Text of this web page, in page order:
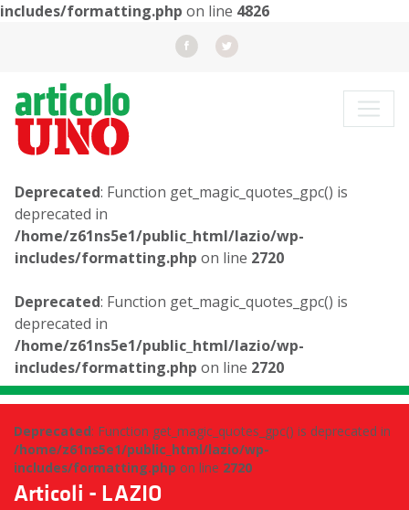
includes/formatting.php on line 4826
Deprecated: Function get_magic_quotes_gpc() is
deprecated in
/home/z61ns5e1/public_html/lazio/wp-
includes/formatting.php on line 2720
Deprecated: Function get_magic_quotes_gpc() is
deprecated in
/home/z61ns5e1/public_html/lazio/wp-
includes/formatting.php on line 2720
Deprecated: Function get_magic_quotes_gpc() is deprecated in
/home/z61ns5e1/public_html/lazio/wp-
includes/formatting.php on line 2720
Articoli - LAZIO